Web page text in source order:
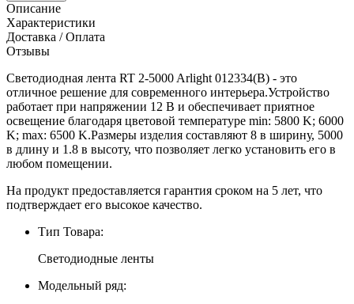
Описание
Характеристики
Доставка / Оплата
Отзывы
Светодиодная лента RT 2-5000 Arlight 012334(B) - это
отличное решение для современного интерьера.Устройство
работает при напряжении 12 В и обеспечивает приятное
освещение благодаря цветовой температуре min: 5800 K; 6000
K; max: 6500 K.Размеры изделия составляют 8 в ширину, 5000
в длину и 1.8 в высоту, что позволяет легко установить его в
любом помещении.
На продукт предоставляется гарантия сроком на 5 лет, что
подтверждает его высокое качество.
Тип Товара:
Светодиодные ленты
Модельный ряд: